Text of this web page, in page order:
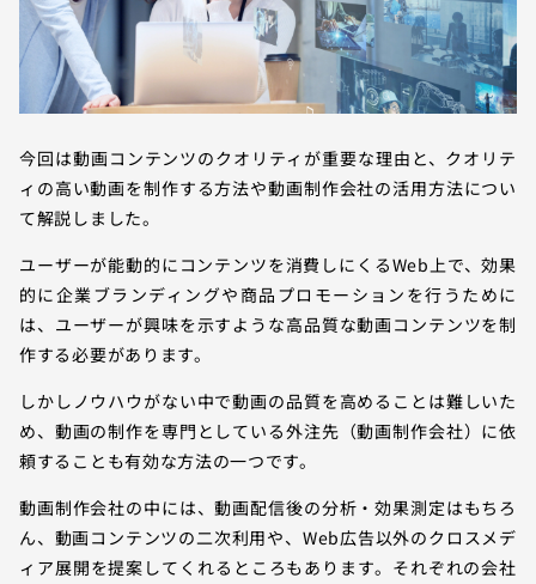
今回は動画コンテンツのクオリティが重要な理由と、クオリテ
ィの高い動画を制作する方法や動画制作会社の活用方法につい
て解説しました。
ユーザーが能動的にコンテンツを消費しにくるWeb上で、効果
的に企業ブランディングや商品プロモーションを行うために
は、ユーザーが興味を示すような高品質な動画コンテンツを制
作する必要があります。
しかしノウハウがない中で動画の品質を高めることは難しいた
め、動画の制作を専門としている外注先（動画制作会社）に依
頼することも有効な方法の一つです。
動画制作会社の中には、動画配信後の分析・効果測定はもちろ
ん、動画コンテンツの二次利用や、Web広告以外のクロスメデ
ィア展開を提案してくれるところもあります。それぞれの会社